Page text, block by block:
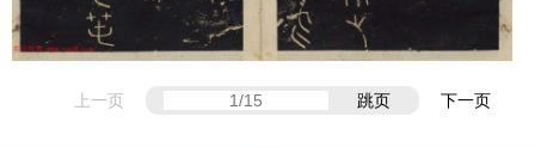
上一页 跳页 下一页